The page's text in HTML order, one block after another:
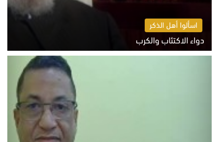
اسألوا أهل الذكر
دواء الاكتئاب والكرب
السبت 8 أغسطس 2026 10:54 ص